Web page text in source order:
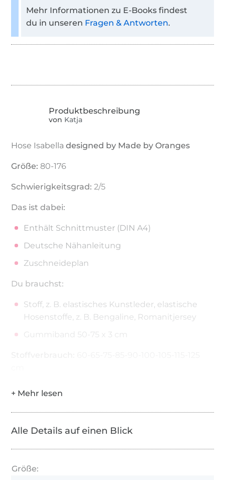
Mehr Informationen zu E-Books findest
du in unseren Fragen & Antworten.
von Katja
Hose Isabella designed by Made by Oranges
Größe: 80-176
Schwierigkeitsgrad: 2/5
Das ist dabei:
Enthält Schnittmuster (DIN A4)
Deutsche Nähanleitung
Zuschneideplan
Du brauchst:
Stoff, z. B. elastisches Kunstleder, elastische
Hosenstoffe, z. B. Bengaline, Romanitjersey
Gummiband 50-75 x 3 cm
Alle Details auf einen Blick
Größe: